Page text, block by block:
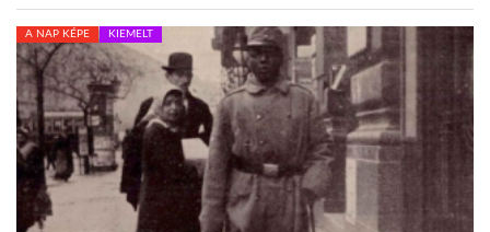
A NAP KÉPE KIEMELT